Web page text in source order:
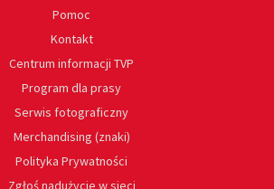
Pomoc
Kontakt
Centrum informacji TVP
Program dla prasy
Serwis fotograficzny
Merchandising (znaki)
Polityka Prywatności
Zgłoś nadużycie w sieci